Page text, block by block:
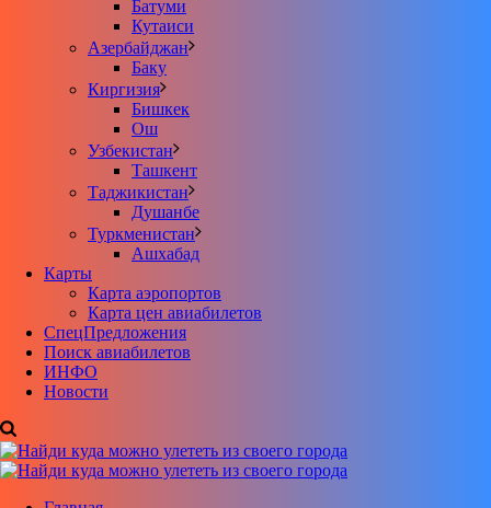
Батуми
Кутаиси
Азербайджан
Баку
Киргизия
Бишкек
Ош
Узбекистан
Ташкент
Таджикистан
Душанбе
Туркменистан
Ашхабад
Карты
Карта аэропортов
Карта цен авиабилетов
CпецПредложения
Поиск авиабилетов
ИНФО
Новости